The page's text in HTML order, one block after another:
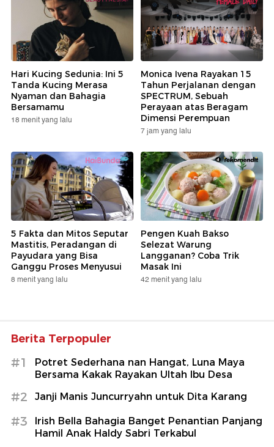
Hari Kucing Sedunia: Ini 5
Tanda Kucing Merasa
Nyaman dan Bahagia
Bersamamu
18 menit yang lalu
Monica Ivena Rayakan 15
Tahun Perjalanan dengan
SPECTRUM, Sebuah
Perayaan atas Beragam
Dimensi Perempuan
7 jam yang lalu
5 Fakta dan Mitos Seputar
Mastitis, Peradangan di
Payudara yang Bisa
Ganggu Proses Menyusui
8 menit yang lalu
Pengen Kuah Bakso
Selezat Warung
Langganan? Coba Trik
Masak Ini
42 menit yang lalu
Berita Terpopuler
#1
Potret Sederhana nan Hangat, Luna Maya
Bersama Kakak Rayakan Ultah Ibu Desa
#2 Janji Manis Juncurryahn untuk Dita Karang
#3
Irish Bella Bahagia Banget Penantian Panjang
Hamil Anak Haldy Sabri Terkabul